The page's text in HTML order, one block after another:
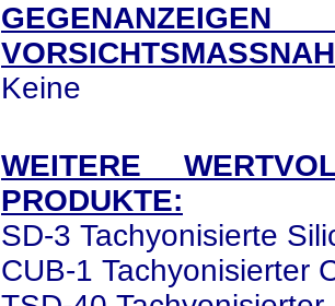
Keine
WEITERE
PRODUKTE:
SD-3 Tachyonisierte
CUB-1 Tachyonisierter